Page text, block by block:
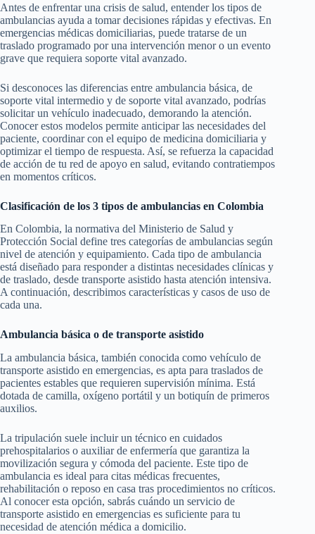
Antes de enfrentar una crisis de salud, entender los tipos de
ambulancias ayuda a tomar decisiones rápidas y efectivas. En
emergencias médicas domiciliarias, puede tratarse de un
traslado programado por una intervención menor o un evento
grave que requiera soporte vital avanzado.
Si desconoces las diferencias entre ambulancia básica, de
soporte vital intermedio y de soporte vital avanzado, podrías
solicitar un vehículo inadecuado, demorando la atención.
Conocer estos modelos permite anticipar las necesidades del
paciente, coordinar con el equipo de medicina domiciliaria y
optimizar el tiempo de respuesta. Así, se refuerza la capacidad
de acción de tu red de apoyo en salud, evitando contratiempos
en momentos críticos.
Clasificación de los 3 tipos de ambulancias en Colombia
En Colombia, la normativa del Ministerio de Salud y
Protección Social define tres categorías de ambulancias según
nivel de atención y equipamiento. Cada tipo de ambulancia
está diseñado para responder a distintas necesidades clínicas y
de traslado, desde transporte asistido hasta atención intensiva.
A continuación, describimos características y casos de uso de
cada una.
Ambulancia básica o de transporte asistido
La ambulancia básica, también conocida como vehículo de
transporte asistido en emergencias, es apta para traslados de
pacientes estables que requieren supervisión mínima. Está
dotada de camilla, oxígeno portátil y un botiquín de primeros
auxilios.
La tripulación suele incluir un técnico en cuidados
prehospitalarios o auxiliar de enfermería que garantiza la
movilización segura y cómoda del paciente. Este tipo de
ambulancia es ideal para citas médicas frecuentes,
rehabilitación o reposo en casa tras procedimientos no críticos.
Al conocer esta opción, sabrás cuándo un servicio de
transporte asistido en emergencias es suficiente para tu
necesidad de atención médica a domicilio.